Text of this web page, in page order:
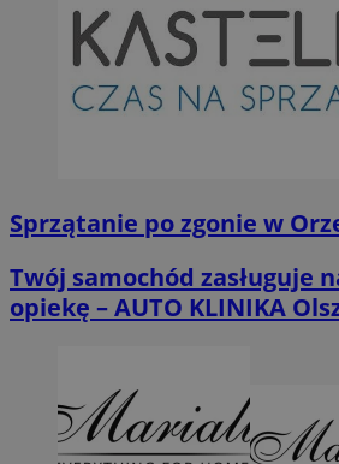
Sprzątanie po zgonie w
Twój samochód zasługuje
opiekę – AUTO KLINIKA